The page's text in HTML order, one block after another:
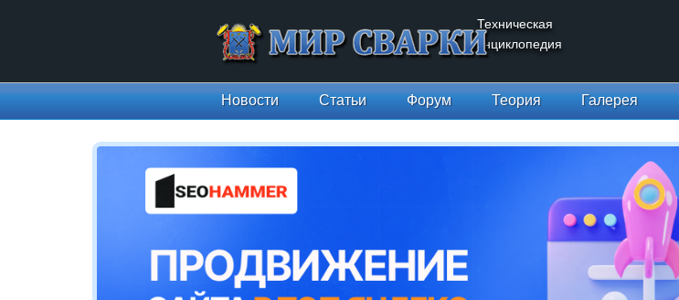
Техническая
энциклопедия
Новости Статьи Форум Теория Галерея